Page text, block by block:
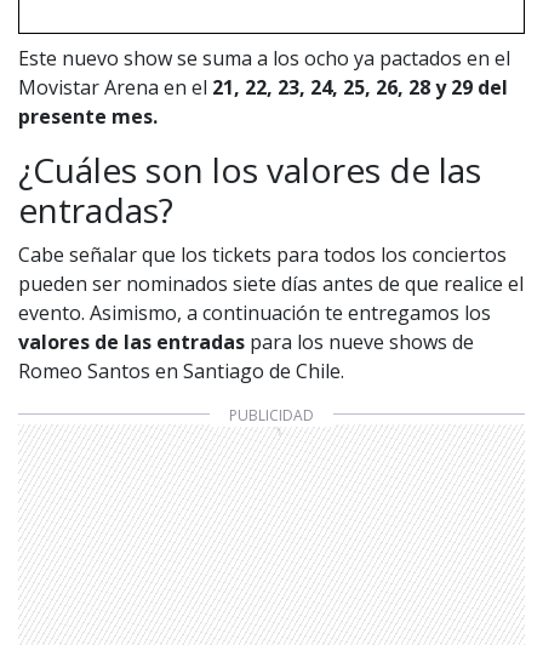
Este nuevo show se suma a los ocho ya pactados en el
Movistar Arena en el 21, 22, 23, 24, 25, 26, 28 y 29 del
presente mes.
¿Cuáles son los valores de las
entradas?
Cabe señalar que los tickets para todos los conciertos
pueden ser nominados siete días antes de que realice el
evento. Asimismo, a continuación te entregamos los
valores de las entradas para los nueve shows de
Romeo Santos en Santiago de Chile.